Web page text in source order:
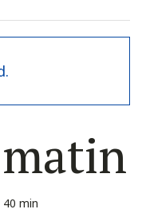
40 min